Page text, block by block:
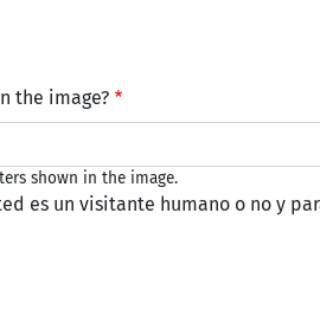
the image?
shown in the image.
es un visitante humano o no y